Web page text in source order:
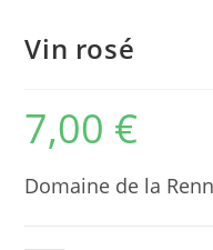
Vin rosé
7,00 €
Domaine de la